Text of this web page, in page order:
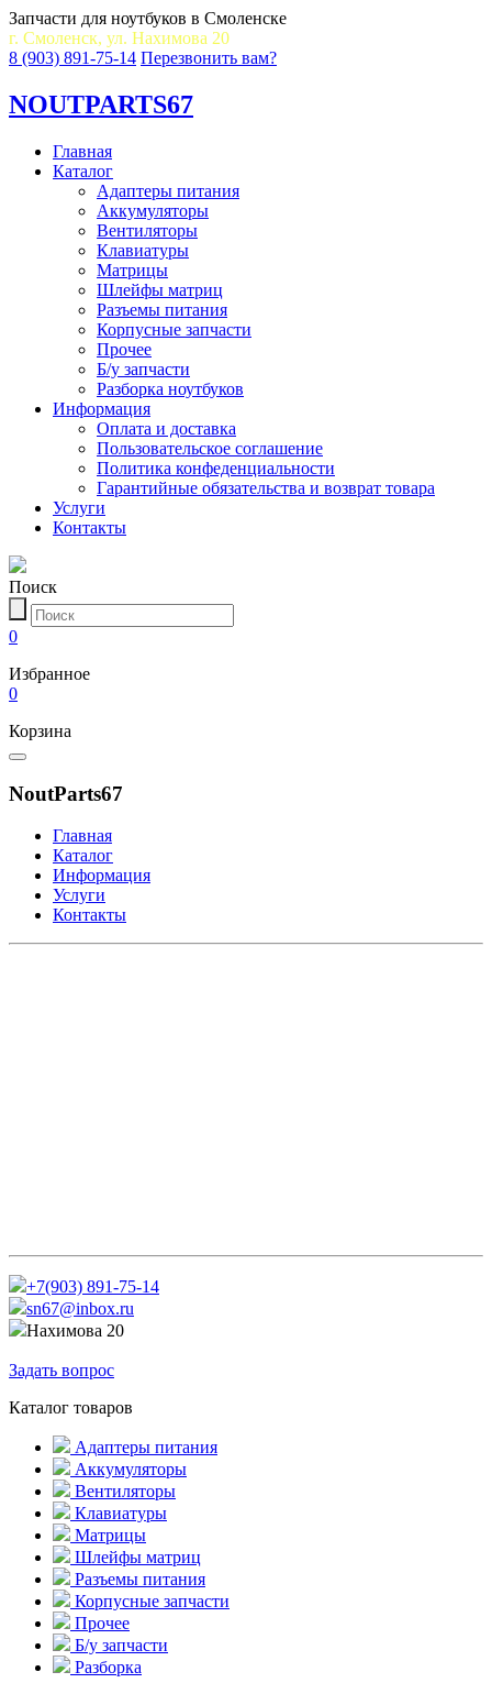
Запчасти для ноутбуков в Смоленске
г. Смоленск, ул. Нахимова 20
8 (903) 891-75-14 Перезвонить вам?
NOUTPARTS67
Главная
Каталог
Адаптеры питания
Аккумуляторы
Вентиляторы
Клавиатуры
Матрицы
Шлейфы матриц
Разъемы питания
Корпусные запчасти
Прочее
Б/у запчасти
Разборка ноутбуков
Информация
Оплата и доставка
Пользовательское соглашение
Политика конфеденциальности
Гарантийные обязательства и возврат товара
Услуги
Контакты
Поиск
0
Избранное
0
Корзина
NoutParts67
Главная
Каталог
Информация
Услуги
Контакты
+7(903) 891-75-14
sn67@inbox.ru
Нахимова 20
Задать вопрос
Каталог товаров
Адаптеры питания
Аккумуляторы
Вентиляторы
Клавиатуры
Матрицы
Шлейфы матриц
Разъемы питания
Корпусные запчасти
Прочее
Б/у запчасти
Разборка